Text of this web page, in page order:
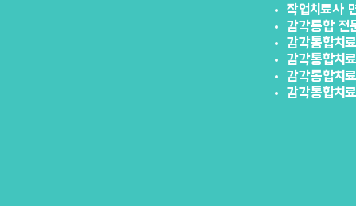
작업치료사
감각통합 전
감각통합치
감각통합치
감각통합치
감각통합치